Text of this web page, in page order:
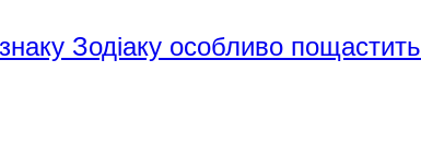
Зодіаку особливо пощастить